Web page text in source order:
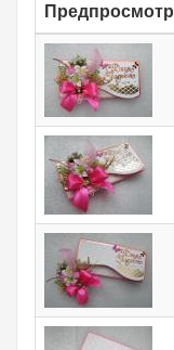
Предпросмотр